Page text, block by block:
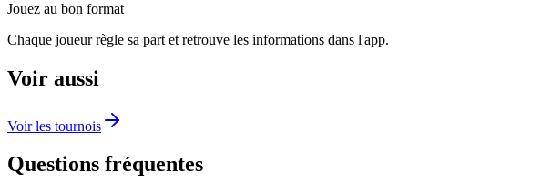
Jouez au bon format
Chaque joueur règle sa part et retrouve les informations dans l'app.
Voir aussi
Voir les tournois
Questions fréquentes